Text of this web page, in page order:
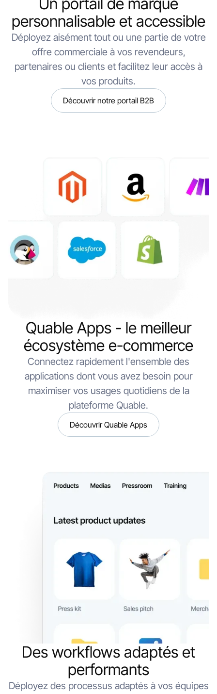
personnalisable et accessible
Déployez aisément tout ou une partie de votre
offre commerciale à vos revendeurs,
partenaires ou clients et facilitez leur accès à
vos produits.
Découvrir notre portail B2B
Quable Apps - le meilleur
écosystème e-commerce
Connectez rapidement l'ensemble des
applications dont vous avez besoin pour
maximiser vos usages quotidiens de la
plateforme Quable.
Découvrir Quable Apps
Des workflows adaptés et
performants
Déployez des processus adaptés à vos équipes